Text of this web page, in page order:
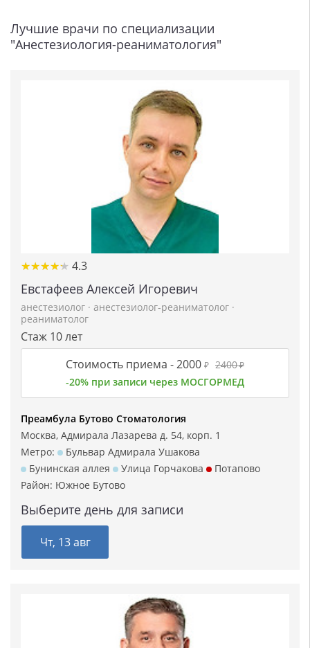
Лучшие врачи по специализации
"Анестезиология-реаниматология"
★★★★★
★★★★★ 4.3
Евстафеев Алексей Игоревич
анестезиолог · анестезиолог-реаниматолог ·
реаниматолог
Стаж 10 лет
Стоимость приема -2000 ₽ 2400₽
-20% при записи через МОСГОРМЕД
Преамбула Бутово Стоматология
Москва, Адмирала Лазарева д. 54, корп. 1
Метро:
Бульвар Адмирала Ушакова
Бунинская аллея
Улица Горчакова
Потапово
Район: Южное Бутово
Выберите день для записи
Чт, 13 авг